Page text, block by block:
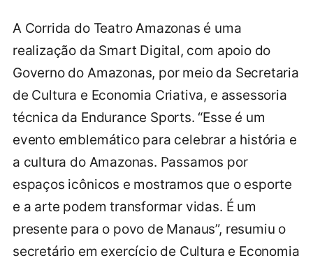
A Corrida do Teatro Amazonas é uma
realização da Smart Digital, com apoio do
Governo do Amazonas, por meio da Secretaria
de Cultura e Economia Criativa, e assessoria
técnica da Endurance Sports. “Esse é um
evento emblemático para celebrar a história e
a cultura do Amazonas. Passamos por
espaços icônicos e mostramos que o esporte
e a arte podem transformar vidas. É um
presente para o povo de Manaus”, resumiu o
secretário em exercício de Cultura e Economia